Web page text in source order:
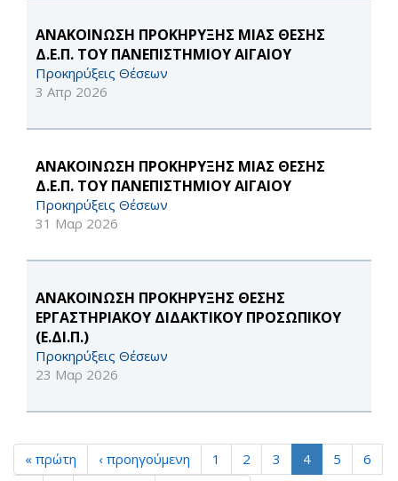
ΑΝΑΚΟΙΝΩΣΗ ΠΡΟΚΗΡΥΞΗΣ ΜΙΑΣ ΘΕΣΗΣ
Δ.Ε.Π. ΤΟΥ ΠΑΝΕΠΙΣΤΗΜΙΟΥ ΑΙΓΑΙΟΥ
Προκηρύξεις Θέσεων
3 Απρ 2026
ΑΝΑΚΟΙΝΩΣΗ ΠΡΟΚΗΡΥΞΗΣ ΜΙΑΣ ΘΕΣΗΣ
Δ.Ε.Π. ΤΟΥ ΠΑΝΕΠΙΣΤΗΜΙΟΥ ΑΙΓΑΙΟΥ
Προκηρύξεις Θέσεων
31 Μαρ 2026
ΑΝΑΚΟΙΝΩΣΗ ΠΡΟΚΗΡΥΞΗΣ ΘΕΣΗΣ
ΕΡΓΑΣΤΗΡΙΑΚΟΥ ΔΙΔΑΚΤΙΚΟΥ ΠΡΟΣΩΠΙΚΟΥ
(Ε.ΔΙ.Π.)
Προκηρύξεις Θέσεων
23 Μαρ 2026
« πρώτη ‹ προηγούμενη 1 2 3 4 5 6